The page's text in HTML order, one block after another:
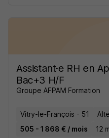
Assistant·e RH en
Bac+3 H/F
Groupe AFPAM Formation
Vitry-le-François - 51
505 - 1 868 € / mois
12